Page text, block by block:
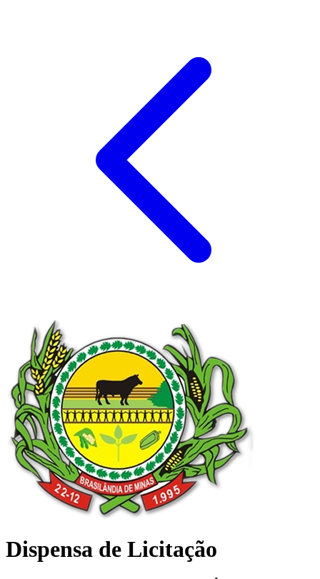
Dispensa de Licitação